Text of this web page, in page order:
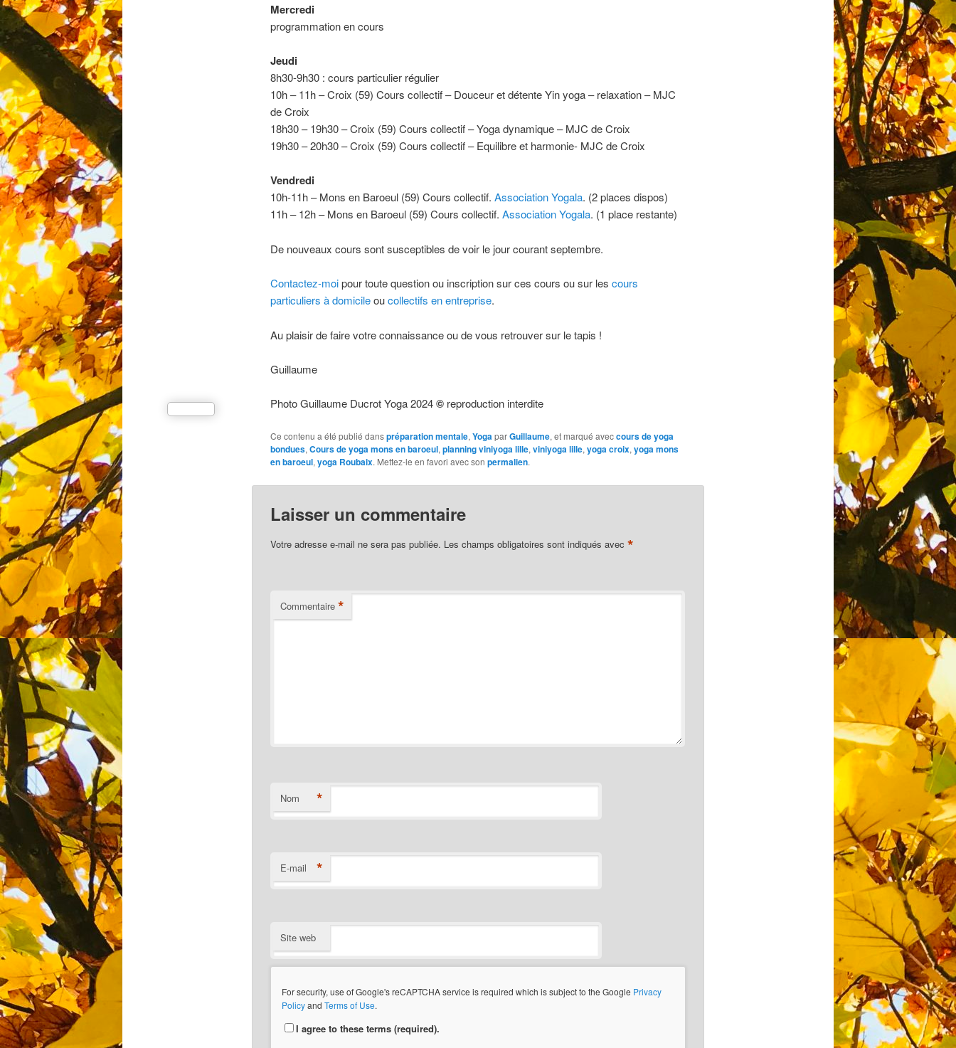
Mercredi
programmation en cours
Jeudi
8h30-9h30 : cours particulier régulier
10h – 11h – Croix (59) Cours collectif – Douceur et détente Yin yoga – relaxation – MJC
de Croix
18h30 – 19h30 – Croix (59) Cours collectif – Yoga dynamique – MJC de Croix
19h30 – 20h30 – Croix (59) Cours collectif – Equilibre et harmonie- MJC de Croix
Vendredi
10h-11h – Mons en Baroeul (59) Cours collectif. Association Yogala. (2 places dispos)
11h – 12h – Mons en Baroeul (59) Cours collectif. Association Yogala. (1 place restante)
De nouveaux cours sont susceptibles de voir le jour courant septembre.
Contactez-moipour toute question ou inscription sur ces cours ou sur les cours
particuliers à domicileoucollectifs en entreprise.
Au plaisir de faire votre connaissance ou de vous retrouver sur le tapis !
Guillaume
Photo Guillaume Ducrot Yoga 2024© reproduction interdite
Ce contenu a été publié danspréparation mentale, YogaparGuillaume, et marqué aveccours de yoga
bondues, Cours de yoga mons en baroeul, planning viniyoga lille, viniyoga lille, yoga croix, yoga mons
en baroeul, yoga Roubaix. Mettez-le en favori avec son permalien.
Laisser un commentaire
Votre adresse e-mail ne sera pas publiée. Les champs obligatoires sont indiqués avec *
Commentaire *
Nom *
E-mail *
Site web
For security, use of Google's reCAPTCHA service is required which is subject to the Google Privacy
Policyand Terms of Use.
I agree to these terms (required).